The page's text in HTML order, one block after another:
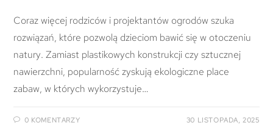
Coraz więcej rodziców i projektantów ogrodów szuka
rozwiązań, które pozwolą dzieciom bawić się w otoczeniu
natury. Zamiast plastikowych konstrukcji czy sztucznej
nawierzchni, popularność zyskują ekologiczne place
zabaw, w których wykorzystuje…
0 KOMENTARZY 30 LISTOPADA, 2025